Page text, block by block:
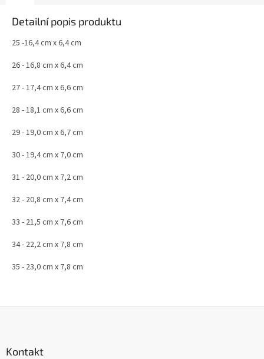
Detailní popis produktu
25 -16,4 cm x 6,4 cm
26 - 16,8 cm x 6,4 cm
27 - 17,4 cm x 6,6 cm
28 - 18,1 cm x 6,6 cm
29 - 19,0 cm x 6,7 cm
30 - 19,4 cm x 7,0 cm
31 - 20,0 cm x 7,2 cm
32 - 20,8 cm x 7,4 cm
33 - 21,5 cm x 7,6 cm
34 - 22,2 cm x 7,8 cm
35 - 23,0 cm x 7,8 cm
Kontakt